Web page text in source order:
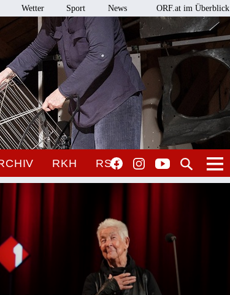
Wetter Sport News ORF.at im Überblick
RKH RSO